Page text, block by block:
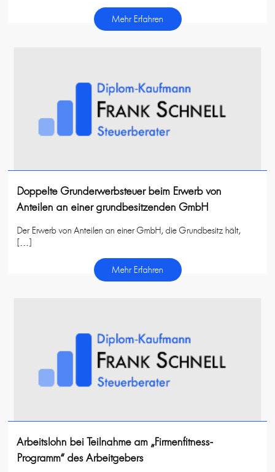
Mehr Erfahren
Doppelte Grunderwerbsteuer beim Erwerb von
Anteilen an einer grundbesitzenden GmbH
Der Erwerb von Anteilen an einer GmbH, die Grundbesitz hält,
[…]
Mehr Erfahren
Arbeitslohn bei Teilnahme am „Firmenfitness-
Programm“ des Arbeitgebers